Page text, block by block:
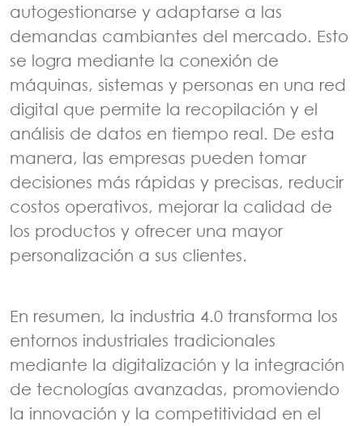
autogestionarse y adaptarse a las
demandas cambiantes del mercado. Esto
se logra mediante la conexión de
máquinas, sistemas y personas en una red
digital que permite la recopilación y el
análisis de datos en tiempo real. De esta
manera, las empresas pueden tomar
decisiones más rápidas y precisas, reducir
costos operativos, mejorar la calidad de
los productos y ofrecer una mayor
personalización a sus clientes.
En resumen, la industria 4.0 transforma los
entornos industriales tradicionales
mediante la digitalización y la integración
de tecnologías avanzadas, promoviendo
la innovación y la competitividad en el